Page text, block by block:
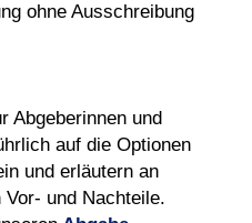
ohne Ausschreibung
Abgeberinnen und
auf die Optionen
und erläutern an
und Nachteile.